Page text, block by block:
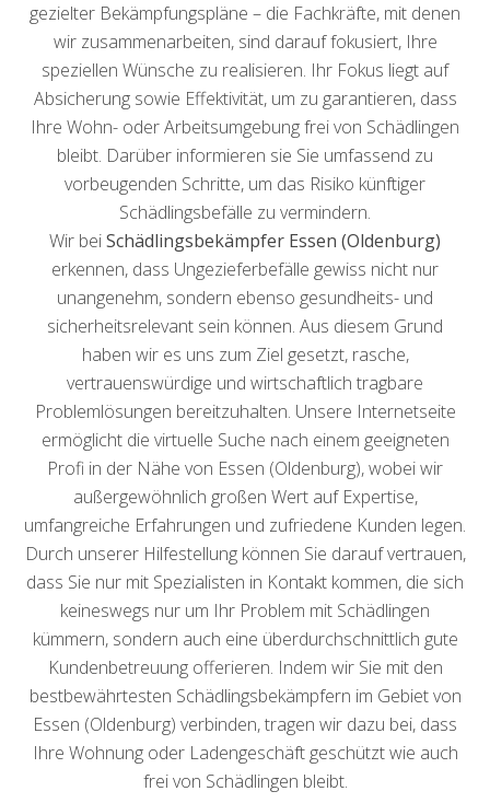
gezielter Bekämpfungspläne – die Fachkräfte, mit denen
wir zusammenarbeiten, sind darauf fokusiert, Ihre
speziellen Wünsche zu realisieren. Ihr Fokus liegt auf
Absicherung sowie Effektivität, um zu garantieren, dass
Ihre Wohn- oder Arbeitsumgebung frei von Schädlingen
bleibt. Darüber informieren sie Sie umfassend zu
vorbeugenden Schritte, um das Risiko künftiger
Schädlingsbefälle zu vermindern.
Wir beiSchädlingsbekämpfer Essen (Oldenburg)
erkennen, dass Ungezieferbefälle gewiss nicht nur
unangenehm, sondern ebenso gesundheits- und
sicherheitsrelevant sein können. Aus diesem Grund
haben wir es uns zum Ziel gesetzt, rasche,
vertrauenswürdige und wirtschaftlich tragbare
Problemlösungen bereitzuhalten. Unsere Internetseite
ermöglicht die virtuelle Suche nach einem geeigneten
Profi in der Nähe von Essen (Oldenburg), wobei wir
außergewöhnlich großen Wert auf Expertise,
umfangreiche Erfahrungen und zufriedene Kunden legen.
Durch unserer Hilfestellung können Sie darauf vertrauen,
dass Sie nur mit Spezialisten in Kontakt kommen, die sich
keineswegs nur um Ihr Problem mit Schädlingen
kümmern, sondern auch eine überdurchschnittlich gute
Kundenbetreuung offerieren. Indem wir Sie mit den
bestbewährtesten Schädlingsbekämpfern im Gebiet von
Essen (Oldenburg) verbinden, tragen wir dazu bei, dass
Ihre Wohnung oder Ladengeschäft geschützt wie auch
frei von Schädlingen bleibt.